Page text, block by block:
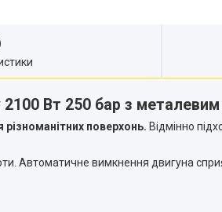
Вт 250 бар з
поверхонь. Відмінно
Автоматичне вимкнення двигуна